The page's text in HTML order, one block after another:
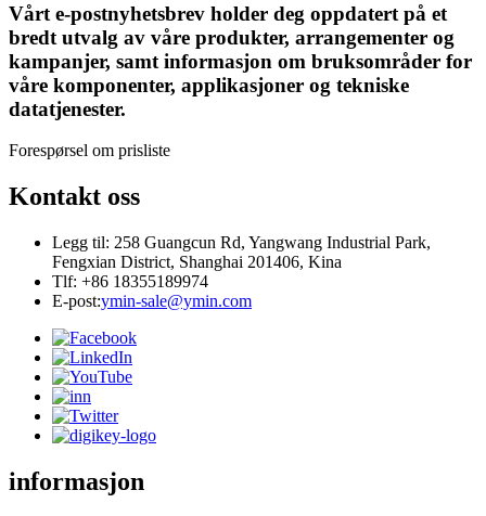
Vårt e-postnyhetsbrev holder deg oppdatert på et
bredt utvalg av våre produkter, arrangementer og
kampanjer, samt informasjon om bruksområder for
våre komponenter, applikasjoner og tekniske
datatjenester.
Forespørsel om prisliste
Kontakt oss
Legg til: 258 Guangcun Rd, Yangwang Industrial Park,
Fengxian District, Shanghai 201406, Kina
Tlf: +86 18355189974
E-post:ymin-sale@ymin.com
informasjon